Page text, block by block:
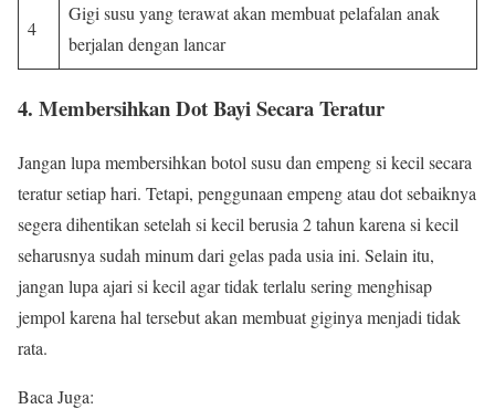
4
Gigi susu yang terawat akan membuat pelafalan anak
berjalan dengan lancar
4. Membersihkan Dot Bayi Secara Teratur
Jangan lupa membersihkan botol susu dan empeng si kecil secara
teratur setiap hari. Tetapi, penggunaan empeng atau dot sebaiknya
segera dihentikan setelah si kecil berusia 2 tahun karena si kecil
seharusnya sudah minum dari gelas pada usia ini. Selain itu,
jangan lupa ajari si kecil agar tidak terlalu sering menghisap
jempol karena hal tersebut akan membuat giginya menjadi tidak
rata.
Baca Juga: